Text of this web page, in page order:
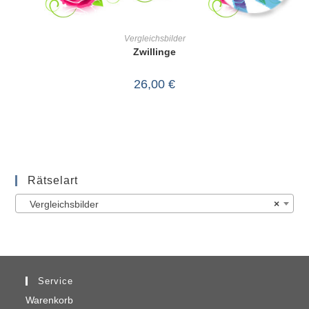
Vergleichsbilder
Zwillinge
26,00 €
Rätselart
×
Vergleichsbilder
Service
Warenkorb